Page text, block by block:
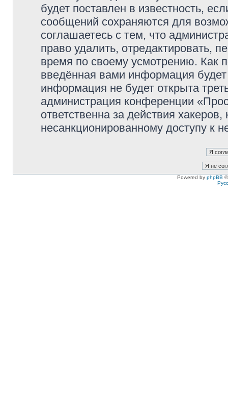
будет поставлен в известность,
сообщений сохраняются для
соглашаетесь с тем, что
право удалить, отредактировать,
время по своему усмотрению. Как
введённая вами информация
информация не будет открыта
администрация конференции
ответственна за действия
несанкционированному доступу к
Powered by phpBB